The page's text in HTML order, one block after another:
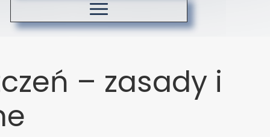
Koszty dostawy
– zasady i